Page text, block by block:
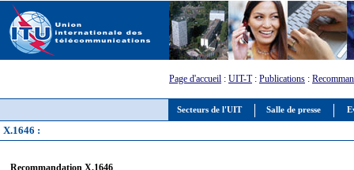
Secteurs de l'UIT Salle de presse
Page d'accueil : UIT-T: Publications :
X.1646 :
Recommandation X.1646